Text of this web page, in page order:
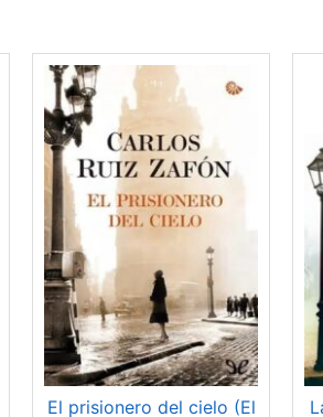
El prisionero del cielo (El